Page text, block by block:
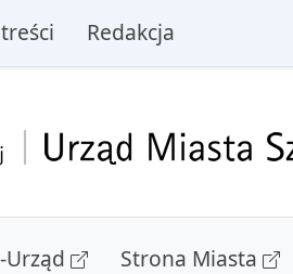
do treściRedakcja
Urząd Strona Miasta